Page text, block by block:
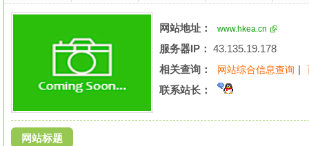
网站地址： www.hkea.cn
服务器IP： 43.135.19.178
相关查询：
网站综合信息查询 |
联系站长：
网站标题